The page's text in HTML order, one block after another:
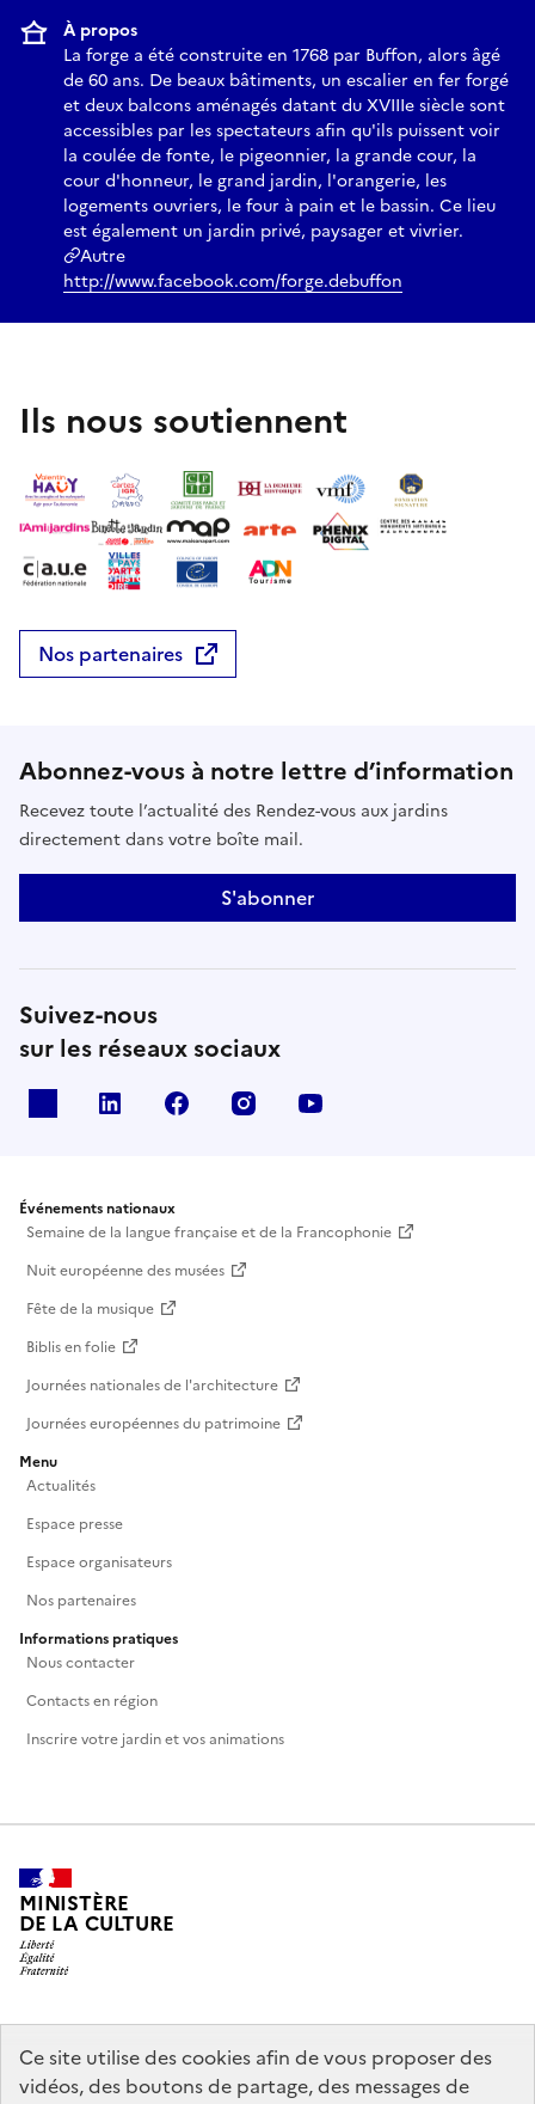
Ce site utilise des cookies afin de vous proposer des
vidéos, des boutons de partage, des messages de
À propos
La forge a été construite en 1768 par Buffon, alors âgé
de 60 ans. De beaux bâtiments, un escalier en fer forgé
et deux balcons aménagés datant du XVIIIe siècle sont
accessibles par les spectateurs afin qu'ils puissent voir
la coulée de fonte, le pigeonnier, la grande cour, la
cour d'honneur, le grand jardin, l'orangerie, les
logements ouvriers, le four à pain et le bassin. Ce lieu
est également un jardin privé, paysager et vivrier.
Autre
http://www.facebook.com/forge.debuffon
Ils nous soutiennent
Nos partenaires
Abonnez-vous à notre lettre d’information
Recevez toute l’actualité des Rendez-vous aux jardins
directement dans votre boîte mail.
S'abonner
Suivez-nous
sur les réseaux sociaux
Linkedin Facebook Instagram
Événements nationaux
Semaine de la langue française et de la Francophonie
Nuit européenne des musées
Fête de la musique
Biblis en folie
Journées nationales de l'architecture
Journées européennes du patrimoine
Menu
Actualités
Espace presse
Espace organisateurs
Nos partenaires
Informations pratiques
Nous contacter
Contacts en région
Inscrire votre jardin et vos animations
MINISTÈRE
DE LA CULTURE
legifrance.gouv.fr
info.gouv.fr